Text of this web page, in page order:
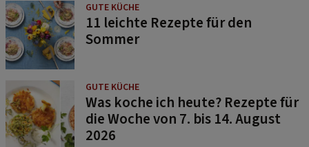
GUTE KÜCHE
11 leichte Rezepte für den
Sommer
GUTE KÜCHE
Was koche ich heute? Rezepte für
die Woche von 7. bis 14. August
2026